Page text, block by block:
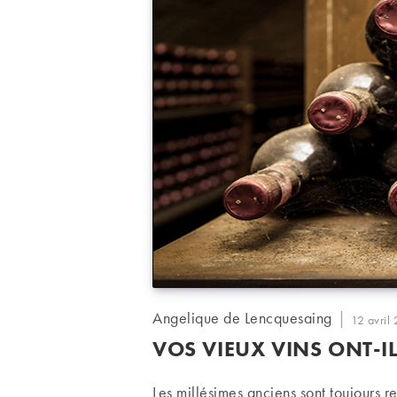
Auteur/autrice
la
Angelique de Lencquesaing 12 avril
VOS VIEUX VINS ONT-
Les millésimes anciens sont toujours